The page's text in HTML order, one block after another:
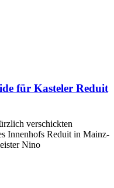
für Kasteler Reduit
verschickten
Innenhofs Reduit in Mainz-
Nino